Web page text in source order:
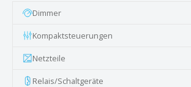
Dimmer
Kompaktsteuerungen
Netzteile
Relais/Schaltgeräte